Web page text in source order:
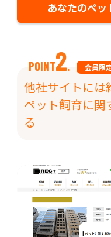
あなたのペ
会員限
POINT2.
他社サイトには
ペット飼育に関
る